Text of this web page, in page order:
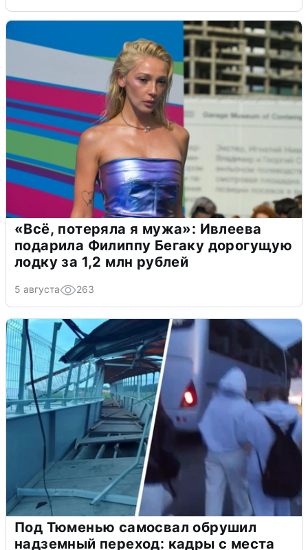
«Всё, потеряла я мужа»: Ивлеева
подарила Филиппу Бегаку дорогущую
лодку за 1,2 млн рублей
5 августа 263
Под Тюменью самосвал обрушил
надземный переход: кадры с места